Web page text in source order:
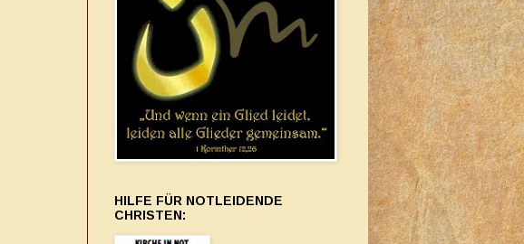
HILFE FÜR NOTLEIDENDE
CHRISTEN: